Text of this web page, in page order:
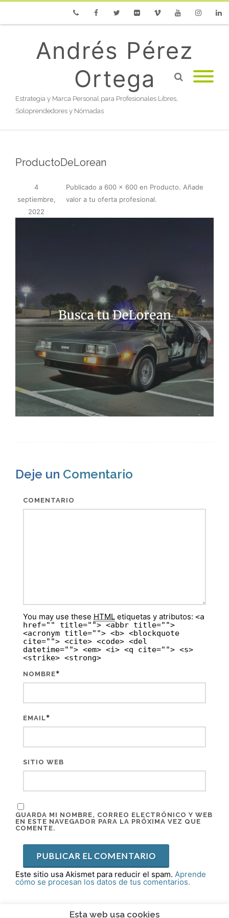
Andrés Pérez
Ortega
Estrategia y Marca Personal para Profesionales Libres,
Soloprendedores y Nómadas
ProductoDeLorean
Publicado
4
septiembre,
2022
a 600 × 600 en Producto. Añade
valor a tu oferta profesional.
Deje un Comentario
COMENTARIO
You may use these HTML etiquetas y atributos: <a
href="" title=""> <abbr title="">
<acronym title=""> <b> <blockquote
cite=""> <cite> <code> <del
datetime=""> <em> <i> <q cite=""> <s>
<strike> <strong>
NOMBRE*
EMAIL*
SITIO WEB
GUARDA MI NOMBRE, CORREO ELECTRÓNICO Y WEB
EN ESTE NAVEGADOR PARA LA PRÓXIMA VEZ QUE
COMENTE.
Este sitio usa Akismet para reducir el spam. Aprende
cómo se procesan los datos de tus comentarios.
Esta web usa cookies